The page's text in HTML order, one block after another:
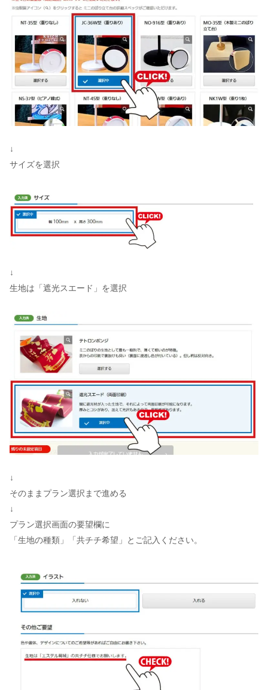
↓
サイズを選択
↓
生地は「遮光スエード」を選択
↓
そのままプラン選択まで進める
↓
プラン選択画面の要望欄に
「生地の種類」「共チチ希望」とご記入ください。